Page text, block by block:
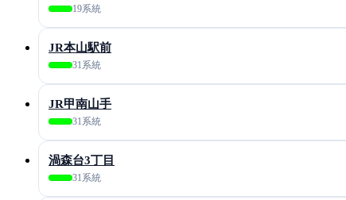
19系統
JR本山駅前
31系統
JR甲南山手
31系統
渦森台3丁目
31系統